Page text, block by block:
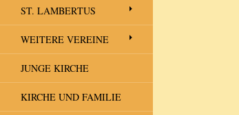
ST. LAMBERTUS
WEITERE VEREINE
JUNGE KIRCHE
KIRCHE UND FAMILIE